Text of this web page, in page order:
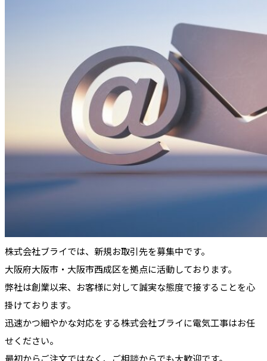
株式会社ブライでは、新規お取引先を募集中です。
大阪府大阪市・大阪市西成区を拠点に活動しております。
弊社は創業以来、お客様に対して誠実な態度で接することを心
掛けております。
迅速かつ細やかな対応をする株式会社ブライに電気工事はお任
せください。
最初からご注文ではなく、ご相談からでも大歓迎です。